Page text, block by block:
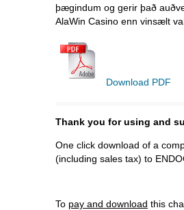
þægindum og gerir það
AlaWin Casino enn vinsælt
Download PDF
Thank you for using and
One click download of a
(including sales tax) to
To pay and download this